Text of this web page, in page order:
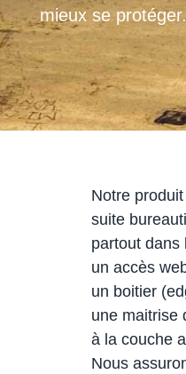
mieux se protéger.
Notre
suite
partout dans
un accès
un boitier
une maitrise
à la couche
Nous